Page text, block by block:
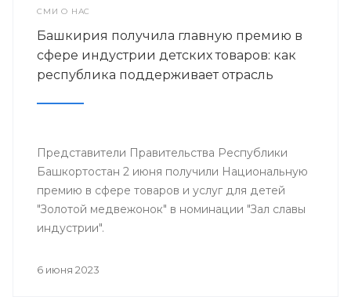
СМИ О НАС
Башкирия получила главную премию в
сфере индустрии детских товаров: как
республика поддерживает отрасль
Представители Правительства Республики
Башкортостан 2 июня получили Национальную
премию в сфере товаров и услуг для детей
"Золотой медвежонок" в номинации "Зал славы
индустрии".
6 июня 2023